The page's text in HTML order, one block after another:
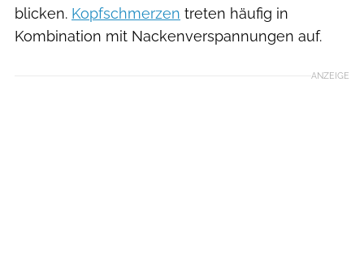
blicken. Kopfschmerzen treten häufig in
Kombination mit Nackenverspannungen auf.
ANZEIGE